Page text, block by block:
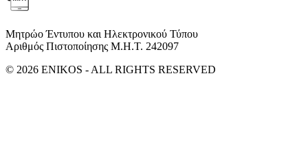
Μητρώο Έντυπου και Ηλεκτρονικού Τύπου
Αριθμός Πιστοποίησης Μ.Η.Τ. 242097
© 2026 ENIKOS - ALL RIGHTS RESERVED